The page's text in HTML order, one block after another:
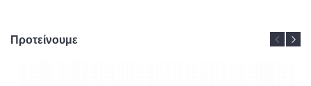
Προτείνουμε